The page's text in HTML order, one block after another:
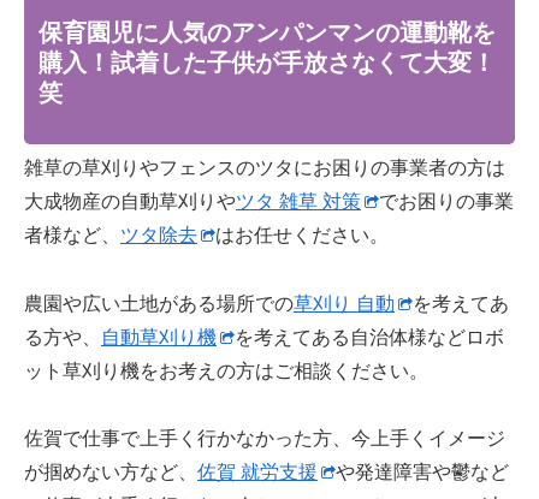
保育園児に人気のアンパンマンの運動靴を
購入！試着した子供が手放さなくて大変！
笑
雑草の草刈りやフェンスのツタにお困りの事業者の方は
大成物産の自動草刈りやツタ 雑草 対策
でお困りの事業
者様など、 ツタ除去 はお任せください。
農園や広い土地がある場所での草刈り 自動
を考えてあ
る方や、
自動草刈り機
を考えてある自治体様などロボ
ット草刈り機をお考えの方はご相談ください。
佐賀で仕事で上手く行かなかった方、今上手くイメージ
が掴めない方など、 佐賀 就労支援
や発達障害や鬱など